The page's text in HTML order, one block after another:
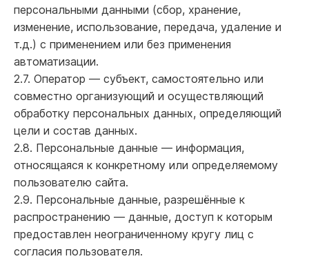
персональными данными (сбор, хранение,
изменение, использование, передача, удаление и
т.д.) с применением или без применения
автоматизации.
2.7. Оператор — субъект, самостоятельно или
совместно организующий и осуществляющий
обработку персональных данных, определяющий
цели и состав данных.
2.8. Персональные данные — информация,
относящаяся к конкретному или определяемому
пользователю сайта.
2.9. Персональные данные, разрешённые к
распространению — данные, доступ к которым
предоставлен неограниченному кругу лиц с
согласия пользователя.